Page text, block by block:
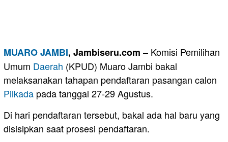
MUARO JAMBI, Jambiseru.com – Komisi Pemilihan
Umum Daerah (KPUD) Muaro Jambi bakal
melaksanakan tahapan pendaftaran pasangan calon
Pilkada pada tanggal 27-29 Agustus.
Di hari pendaftaran tersebut, bakal ada hal baru yang
disisipkan saat prosesi pendaftaran.